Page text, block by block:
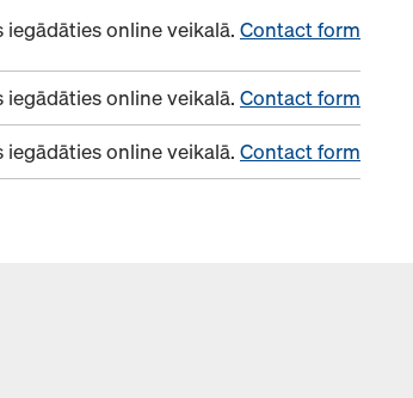
online veikalā. Contact form
online veikalā. Contact form
online veikalā. Contact form